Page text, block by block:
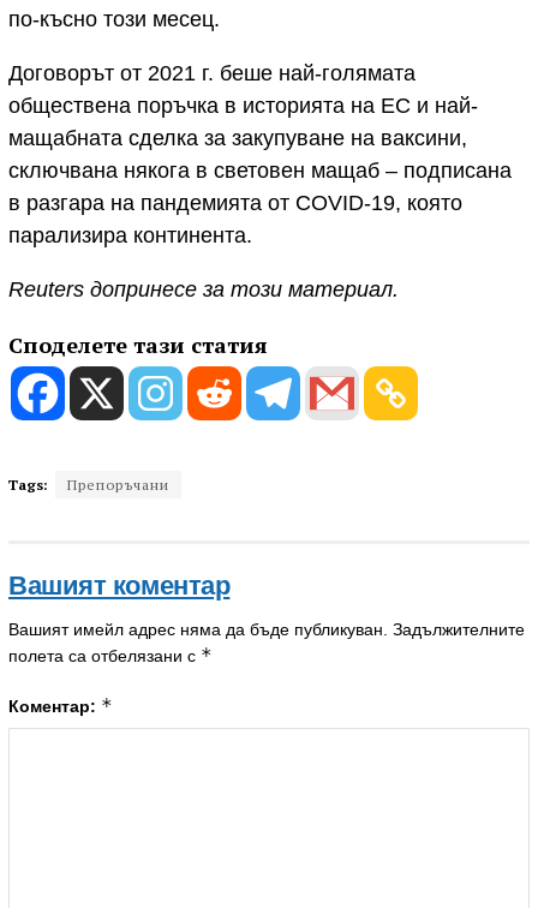
по-късно този месец.
Договорът от 2021 г. беше най-голямата
обществена поръчка в историята на ЕС и най-
мащабната сделка за закупуване на ваксини,
сключвана някога в световен мащаб – подписана
в разгара на пандемията от COVID-19, която
парализира континента.
Reuters допринесе за този материал.
Споделете тази статия
Tags: Препоръчани
Вашият коментар
Вашият имейл адрес няма да бъде публикуван. Задължителните
полета са отбелязани с *
Коментар: *